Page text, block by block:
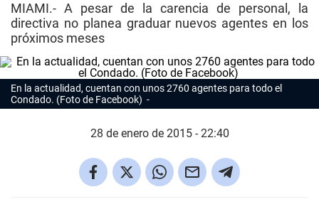
MIAMI.- A pesar de la carencia de personal, la
directiva no planea graduar nuevos agentes en los
próximos meses
En la actualidad, cuentan con unos 2760 agentes para todo el
Condado. (Foto de Facebook)
28 de enero de 2015 - 22:40